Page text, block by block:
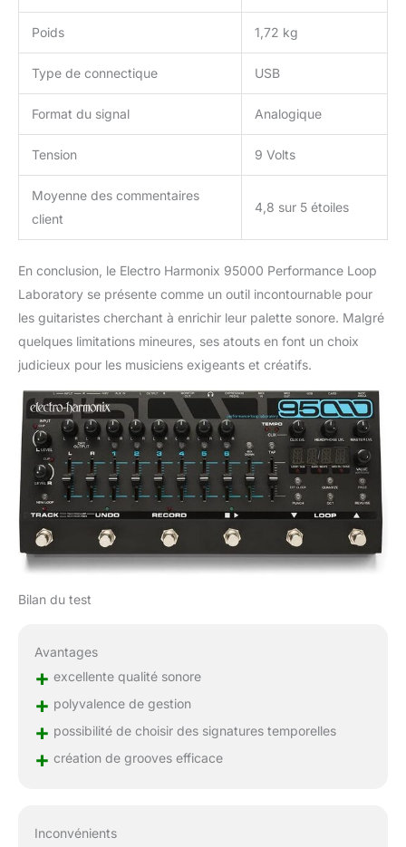
Poids 1,72 kg
Type de connectique USB
Format du signal Analogique
Tension 9 Volts
Moyenne des commentaires
client
4,8 sur 5 étoiles
En conclusion, le Electro Harmonix 95000 Performance Loop
Laboratory se présente comme un outil incontournable pour
les guitaristes cherchant à enrichir leur palette sonore. Malgré
quelques limitations mineures, ses atouts en font un choix
judicieux pour les musiciens exigeants et créatifs.
Bilan du test
Avantages
+ excellente qualité sonore
+ polyvalence de gestion
+ possibilité de choisir des signatures temporelles
+ création de grooves efficace
Inconvénients